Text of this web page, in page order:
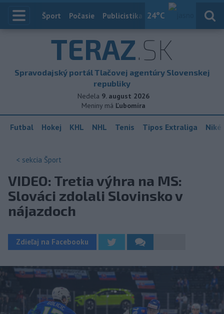
24°C
Index
Šport Počasie Publicistika Slovensko
TERAZ.SK
Spravodajský portál Tlačovej agentúry Slovenskej
republiky
Nedela 9. august 2026
Meniny má Ľubomíra
Futbal Hokej KHL NHL Tenis Tipos Extraliga
< sekcia Šport
VIDEO: Tretia výhra na MS:
Slováci zdolali Slovinsko v
nájazdoch
Zdieľaj na Facebooku